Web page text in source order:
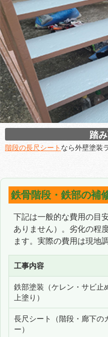
踏
階段の長尺シート なら外壁塗装
鉄骨階段・鉄部の補
下記は一般的な費用の目
ありません）。劣化の程
ます。実際の費用は現地
工事内容
鉄部塗装（ケレン・サビ止
上塗り）
長尺シート（階段・廊下の
ー）